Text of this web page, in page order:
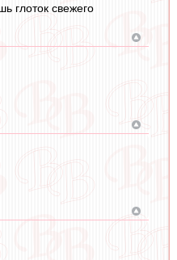
глоток свежего